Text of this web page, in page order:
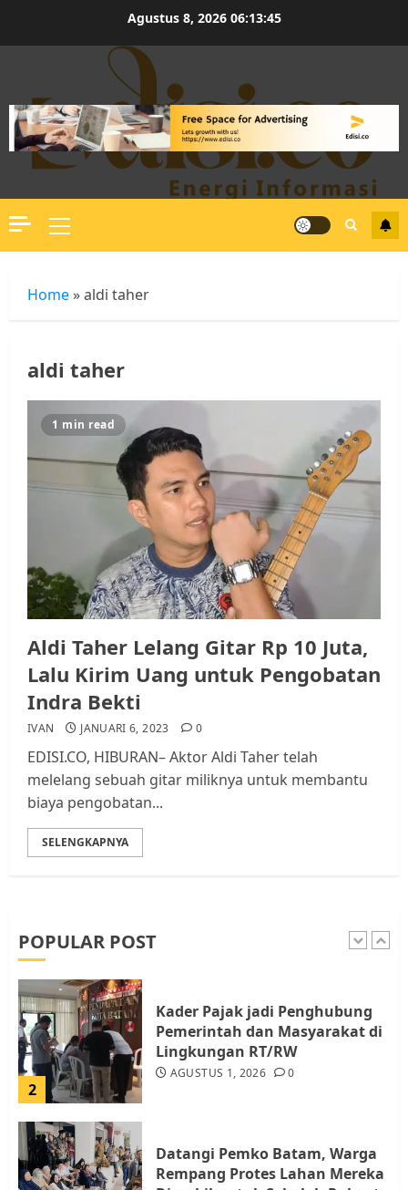
Agustus 8, 2026 06:13:45
Primary
Menu
Home »aldi taher
aldi taher
1 min read
Aldi Taher Lelang Gitar Rp 10 Juta,
Lalu Kirim Uang untuk Pengobatan
Indra Bekti
IVAN JANUARI 6, 2023 0
EDISI.CO, HIBURAN– Aktor Aldi Taher telah
melelang sebuah gitar miliknya untuk membantu
biaya pengobatan...
SELENGKAPNYA
POPULAR POST
Datangi Pemko Batam, Warga
Rempang Protes Lahan Mereka
Diambil untuk Sekolah Rakyat
JULI 21, 2026 0
Warga Rempang Ajukan
Audiensi dengan Wali Kota
Batam, Soroti Aktivitas yang
Resahkan Warga
JULI 17, 2026
5
Tim Advokasi Desak BP Batam
Berhenti Merampas Tanah
Warga Rempang
JULI 15, 2026 0
1
2
Kader Pajak jadi Penghubung
Pemerintah dan Masyarakat di
Lingkungan RT/RW
AGUSTUS 1, 2026 0
Datangi Pemko Batam, Warga
Rempang Protes Lahan Mereka